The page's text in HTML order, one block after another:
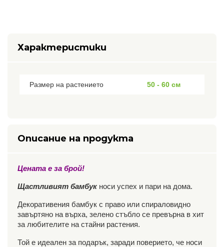
Характеристики
Размер на растението 50 - 60 см
Описание на продукта
Цената е за брой!
Щастливият бамбук носи успех и пари на дома.
Декоративения бамбук с право или спираловидно
завъртяно на върха, зелено стъбло се превърна в хит
за любителите на стайни растения.
Той е идеален за подарък, заради поверието, че носи